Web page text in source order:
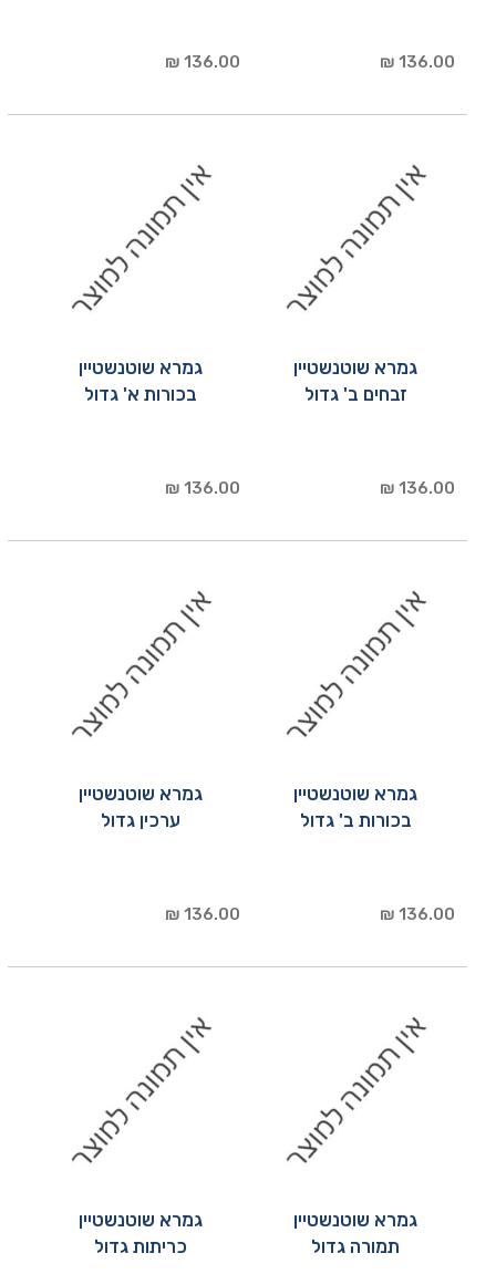
136.00 ₪
136.00 ₪
גמרא שוטנשטיין
זבחים ב' גדול
136.00 ₪
גמרא שוטנשטיין
בכורות א' גדול
136.00 ₪
גמרא שוטנשטיין
בכורות ב' גדול
136.00 ₪
גמרא שוטנשטיין
ערכין גדול
136.00 ₪
גמרא שוטנשטיין
תמורה גדול
גמרא שוטנשטיין
כריתות גדול